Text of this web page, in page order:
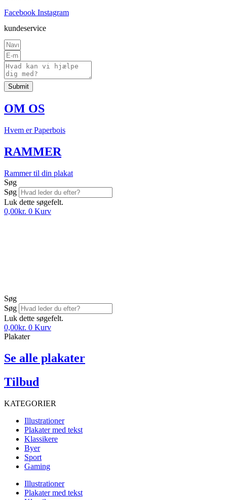
Facebook Instagram
kundeservice
Submit
OM OS
Hvem er Paperbois
RAMMER
Rammer til din plakat
Søg
Søg
Luk dette søgefelt.
0,00kr. 0 Kurv
Søg
Søg
Luk dette søgefelt.
0,00kr. 0 Kurv
Plakater
Se alle plakater
Tilbud
KATEGORIER
Illustrationer
Plakater med tekst
Klassikere
Byer
Sport
Gaming
Illustrationer
Plakater med tekst